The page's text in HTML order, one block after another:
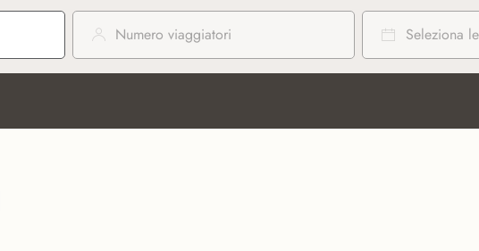
Numero viaggiatori Seleziona